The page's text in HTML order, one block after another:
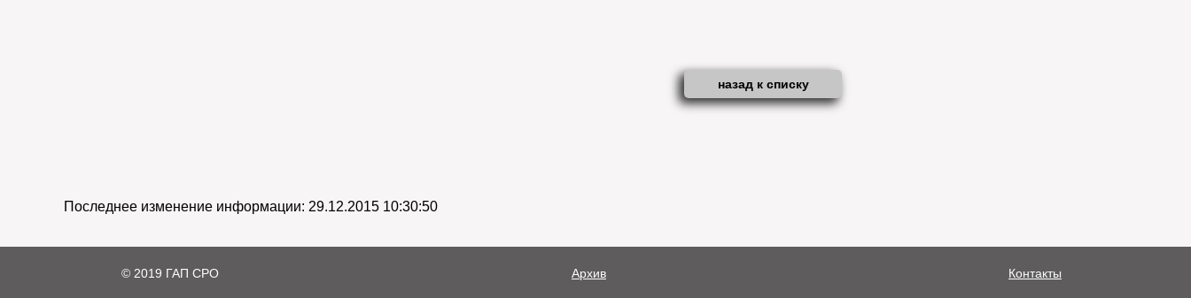
назад к списку
Последнее изменение информации: 29.12.2015 10:30:50
© 2019 ГАП СРО Архив Контакты